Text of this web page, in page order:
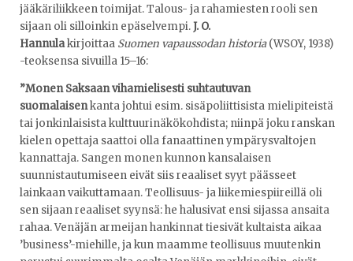
jääkäriliikkeen toimijat. Talous- ja rahamiesten rooli sen
sijaan oli silloinkin epäselvempi.J. O.
Hannulakirjoittaa Suomen vapaussodan historia(WSOY, 1938)
-teoksensa sivuilla 15–16:
”Monen Saksaan vihamielisesti suhtautuvan
suomalaisenkanta johtui esim. sisäpoliittisista mielipiteistä
tai jonkinlaisista kulttuurinäkökohdista; niinpä joku ranskan
kielen opettaja saattoi olla fanaattinen ympärysvaltojen
kannattaja. Sangen monen kunnon kansalaisen
suunnistautumiseen eivät siis reaaliset syyt päässeet
lainkaan vaikuttamaan. Teollisuus- ja liikemiespiireillä oli
sen sijaan reaaliset syynsä: he halusivat ensi sijassa ansaita
rahaa. Venäjän armeijan hankinnat tiesivät kultaista aikaa
’business’-miehille, ja kun maamme teollisuus muutenkin